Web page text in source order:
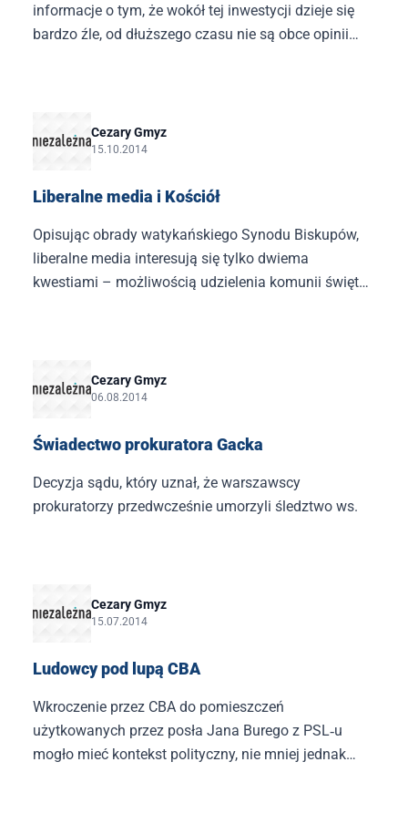
informacje o tym, że wokół tej inwestycji dzieje się
bardzo źle, od dłuższego czasu nie są obce opinii
Cezary Gmyz
15.10.2014
Liberalne media i Kościół
Opisując obrady watykańskiego Synodu Biskupów,
liberalne media interesują się tylko dwiema
kwestiami – możliwością udzielenia komunii świętej
Cezary Gmyz
06.08.2014
Świadectwo prokuratora Gacka
Decyzja sądu, który uznał, że warszawscy
prokuratorzy przedwcześnie umorzyli śledztwo ws.
Cezary Gmyz
15.07.2014
Ludowcy pod lupą CBA
Wkroczenie przez CBA do pomieszczeń
użytkowanych przez posła Jana Burego z PSL‑u
mogło mieć kontekst polityczny, nie mniej jednak